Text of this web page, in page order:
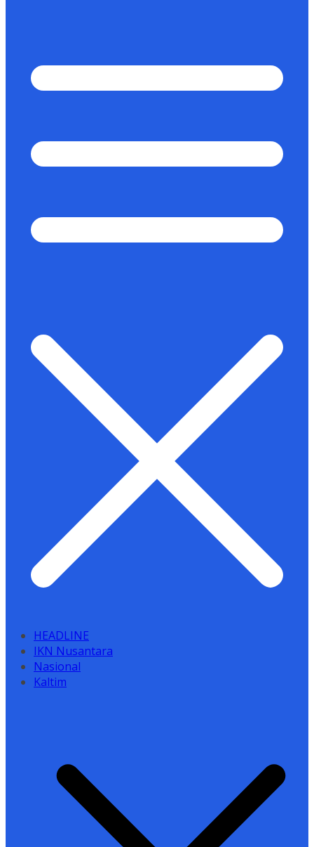
HEADLINE
IKN Nusantara
Nasional
Kaltim